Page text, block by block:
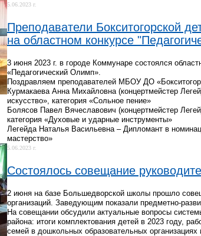
5.06.2023 г.
Преподаватели Бокситогорской
на областном конкурсе
3 июня 2023 г. в городе Коммунаре состоялся
«Педагогический Олимп».
Поздравляем преподавателей МБОУ ДО
Курмакаева Анна Михайловна (концертмейстер
искусство», категория «Сольное пение»
Болясов Павел Вячеславович (концертмейстер
категория «Духовые и ударные инструменты»
Легейда Наталья Васильевна – Дипломант в
мастерство»
5.06.2023 г.
Состоялось совещание
2 июня на базе Большедворской школы прошло
организаций. Заведующим показали предметно-
На совещании обсудили актуальные вопросы
района: итоги комплектования детей в 2023 году,
семей в дошкольных образовательных организациях